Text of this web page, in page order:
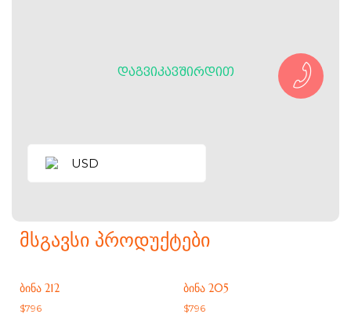
ᲓᲐᲒᲕᲘᲙᲐᲕᲨᲘᲠᲓᲘᲗ
USD
ᲛᲡᲒᲐᲕᲡᲘ ᲞᲠᲝᲓᲣᲥᲢᲔᲑᲘ
ᲑᲘᲜᲐ 212
$796
ᲑᲘᲜᲐ 205
$796